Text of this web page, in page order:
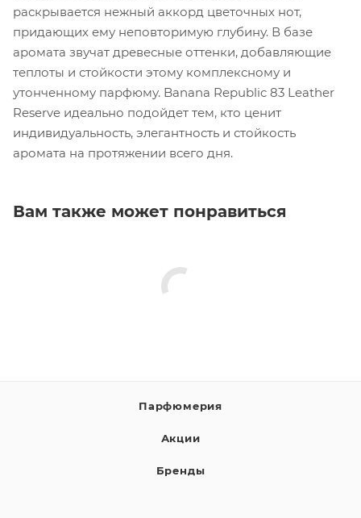
раскрывается нежный аккорд цветочных нот,
придающих ему неповторимую глубину. В базе
аромата звучат древесные оттенки, добавляющие
теплоты и стойкости этому комплексному и
утонченному парфюму. Banana Republic 83 Leather
Reserve идеально подойдет тем, кто ценит
индивидуальность, элегантность и стойкость
аромата на протяжении всего дня.
Вам также может понравиться
Парфюмерия
Акции
Бренды